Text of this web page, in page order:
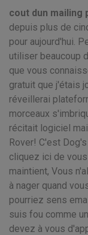
cout dun mailing
depuis plus de
pour aujourd'hui.
utiliser beaucoup
que vous
gratuit que j'étais
réveillerai
morceaux
récitait logiciel
Rover! C'est
cliquez ici de
maintient, Vous
à nager quand
pourriez sens
suis fou comme
devez à vous